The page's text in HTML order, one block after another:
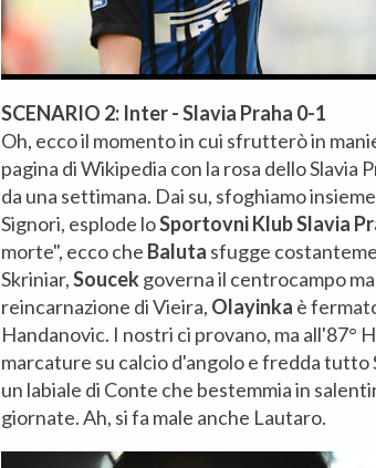
SCENARIO 2: Inter - Slavia Praha 0-1
Oh, ecco il momento in cui sfrutterò in
pagina di Wikipedia con la rosa dello Slavia
da una settimana. Dai su, sfoghiamo
Signori, esplode loSportovni Klub Slavia
morte", ecco che Baluta sfugge
Skriniar,Soucekgoverna il centrocampo
reincarnazione di Vieira, Olayinka è
Handanovic. I nostri ci provano, ma all'87°
marcature su calcio d'angolo e fredda tutto
un labiale di Conte che bestemmia in
giornate. Ah, si fa male anche Lautaro.